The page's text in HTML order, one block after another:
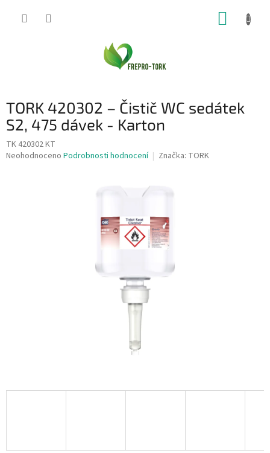
TORK 420302 – Čistič WC sedátek
S2, 475 dávek - Karton
TK 420302 KT
Průměrné
Neohodnoceno Podrobnosti hodnocení Značka: TORK